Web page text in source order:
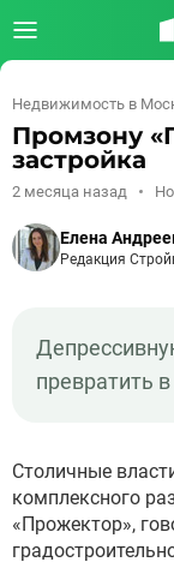
Недвижимость в
Промзону
застройка
2 месяца назад
Елена
Редакция
превратить
Столичные
комплексного
«Прожектор»,